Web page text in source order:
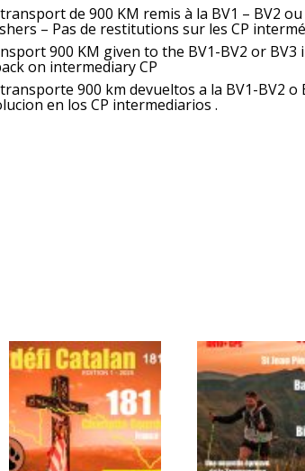
de 900 KM remis à la BV1 – BV2 ou
– Pas de restitutions sur les CP
900 KM given to the BV1-BV2 or
on intermediary CP
900 km devueltos a la BV1-BV2 o
en los CP intermediarios .